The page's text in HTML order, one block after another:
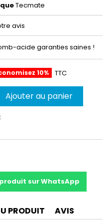
Tecmate
avis
acide garanties saines !
10% TTC
Ajouter au panier
sur WhatsApp
PRODUIT AVIS